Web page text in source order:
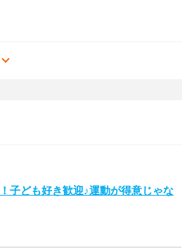
子ども好き歓迎♪運動が得意じゃな